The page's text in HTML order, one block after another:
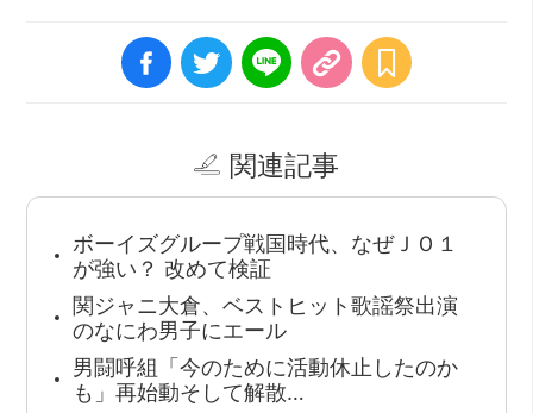
関連記事
ボーイズグループ戦国時代、なぜＪＯ１
が強い？ 改めて検証
関ジャニ大倉、ベストヒット歌謡祭出演
のなにわ男子にエール
男闘呼組「今のために活動休止したのか
も」再始動そして解散…